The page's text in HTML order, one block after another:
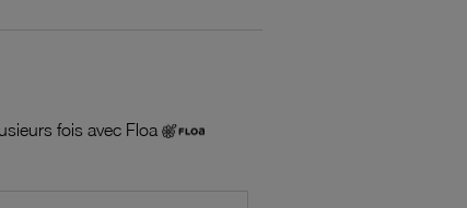
fois avec Floa